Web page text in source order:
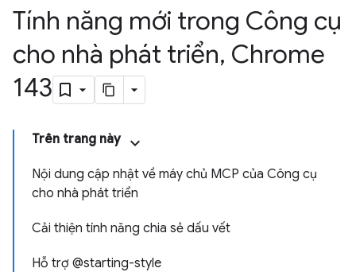
Tính năng mới trong Công cụ
cho nhà phát triển, Chrome
143
Trên trang này
Nội dung cập nhật về máy chủ MCP của Công cụ
cho nhà phát triển
Cải thiện tính năng chia sẻ dấu vết
Hỗ trợ @starting-style